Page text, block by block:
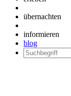
übernachten
informieren
blog
Suchen
nach: